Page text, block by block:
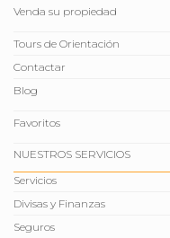
Venda su propiedad
Tours de Orientación
Contactar
Blog
Favoritos
NUESTROS SERVICIOS
Servicios
Divisas y Finanzas
Seguros